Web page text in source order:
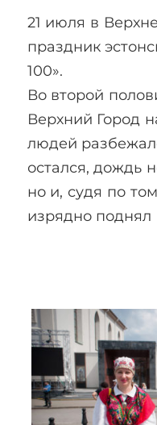
21 июля в
праздник
100».
Во второй
Верхний Город
людей
остался, дождь
но и, судя по
изрядно поднял